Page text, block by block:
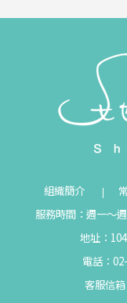
組織簡介
服務時間：週一～
地址：
電話：
客服信箱